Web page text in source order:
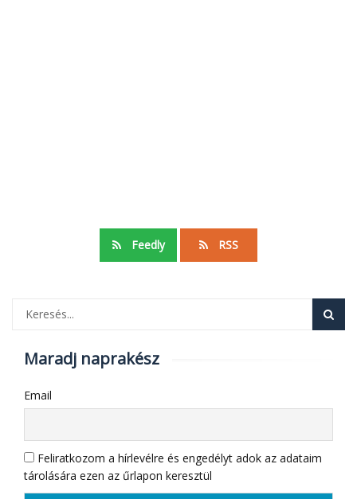
Feedly RSS
Maradj naprakész
Email
Feliratkozom a hírlevélre és engedélyt adok az adataim
tárolására ezen az űrlapon keresztül